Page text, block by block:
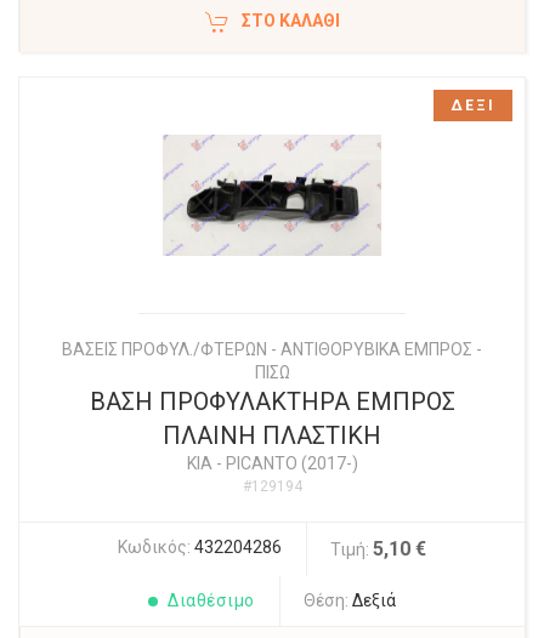
ΣΤΟ ΚΑΛΆΘΙ
ΒΑΣΕΙΣ ΠΡΟΦΥΛ./ΦΤΕΡΩΝ - ΑΝΤΙΘΟΡΥΒΙΚΑ ΕΜΠΡΟΣ -
ΠΙΣΩ
ΒΑΣΗ ΠΡΟΦΥΛΑΚΤΗΡΑ ΕΜΠΡΟΣ
ΠΛΑΙΝΗ ΠΛΑΣΤΙΚΗ
KIA - PICANTO (2017-)
#129194
Κωδικός: 432204286 Τιμή: 5,10 €
Διαθέσιμο Θέση: Δεξιά
ΔΕΞΙ